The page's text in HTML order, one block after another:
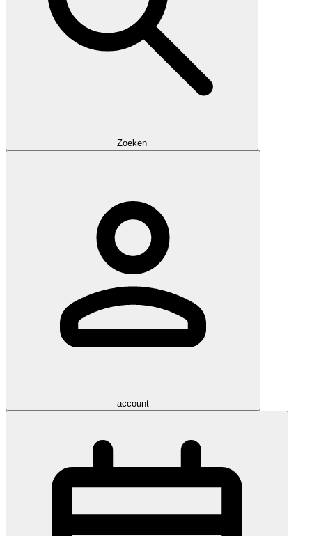
Zoeken
account